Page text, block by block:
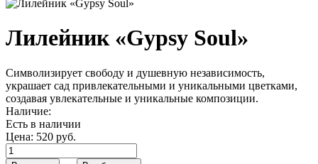
Лилейник «Gypsy Soul»
Символизирует свободу и душевную независимость,
украшает сад привлекательными и уникальными цветками,
создавая увлекательные и уникальные композиции.
Наличие:
Есть в наличии
Цена: 520 руб.